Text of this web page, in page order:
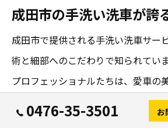
成田市の手洗い洗車が誇
成田市で提供される手洗い洗車サー
術と細部へのこだわりで知られてい
プロフェッショナルたちは、愛車の
き出すための技術を日々磨いていま
車では人の手によって隅々まで丁寧
0476-35-3501 お